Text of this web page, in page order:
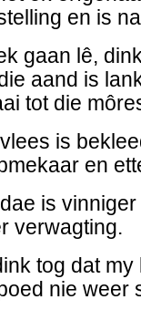
en is
gaan lê,
aand is
tot die
is
en
is
verwagting.
tog dat
nie weer